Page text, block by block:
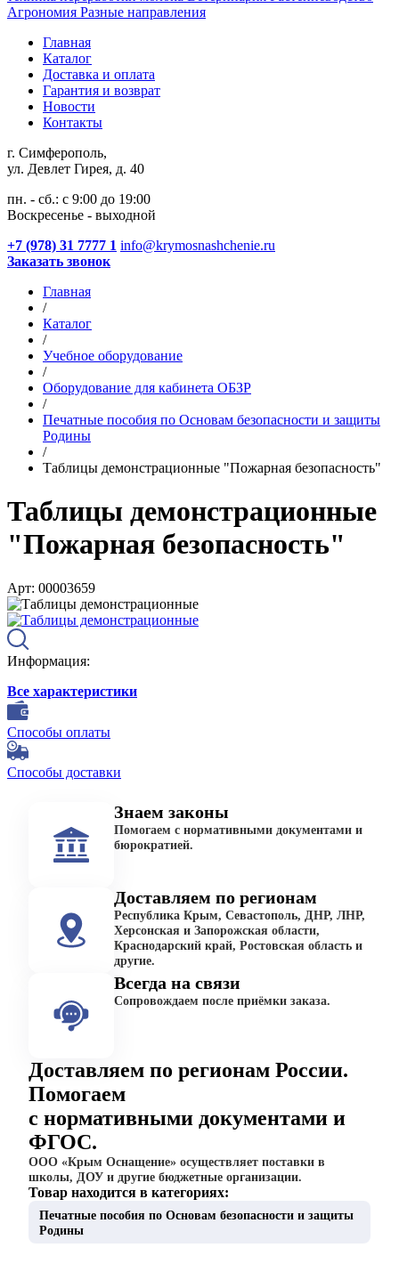
Агрономия Разные направления
Главная
Каталог
Доставка и оплата
Гарантия и возврат
Новости
Контакты
г. Симферополь,
ул. Девлет Гирея, д. 40
пн. - сб.: с 9:00 до 19:00
Воскресенье - выходной
+7 (978) 31 7777 1 info@krymosnashchenie.ru
Заказать звонок
Главная
/
Каталог
/
Учебное оборудование
/
Оборудование для кабинета ОБЗР
/
Печатные пособия по Основам безопасности и защиты
Родины
/
Таблицы демонстрационные "Пожарная безопасность"
Таблицы демонстрационные
"Пожарная безопасность"
Арт: 00003659
Информация:
Все характеристики
Способы оплаты
Способы доставки
Знаем законы
Помогаем с нормативными документами и
бюрократией.
Доставляем по регионам
Республика Крым, Севастополь, ДНР, ЛНР,
Херсонская и Запорожская области,
Краснодарский край, Ростовская область и
другие.
Всегда на связи
Сопровождаем после приёмки заказа.
Доставляем по регионам России.
Помогаем
с нормативными документами и
ФГОС.
ООО «Крым Оснащение» осуществляет поставки в
школы, ДОУ и другие бюджетные организации.
Товар находится в категориях:
Печатные пособия по Основам безопасности и защиты
Родины